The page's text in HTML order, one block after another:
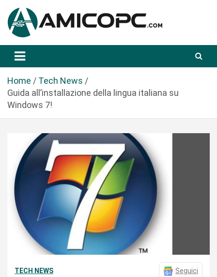
a
Amicopc.com
Home
Tech News
Guida all’installazione della lingua italiana su
Windows 7!
TECH NEWS Seguici